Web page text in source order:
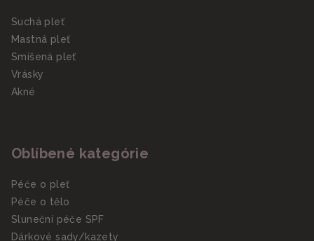
Suchá pleť
Mastná pleť
Smíšená pleť
Vrásky
Akné
Oblíbené kategórie
Péče o pleť
Péče o tělo
Sluneční péče SPF
Dárkové sady/kazety